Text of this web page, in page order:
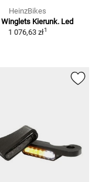
HeinzBikes
Winglets Kierunk. Led
1 076,63 zł1